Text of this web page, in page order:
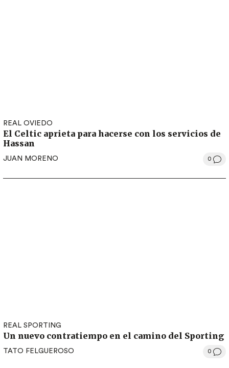
REAL OVIEDO
El Celtic aprieta para hacerse con los servicios de
Hassan
JUAN MORENO 0
REAL SPORTING
Un nuevo contratiempo en el camino del Sporting
TATO FELGUEROSO 0